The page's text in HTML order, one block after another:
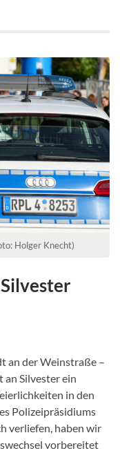
Holger Knecht)
an der Weinstraße –
an Silvester ein
in den
Polizeipräsidiums
verliefen, haben wir
vorbereitet